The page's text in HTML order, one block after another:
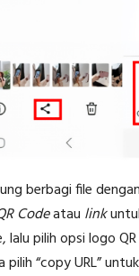
berbagi file
Codeatau link
lalu pilih opsi logo
pilih “copy URL”